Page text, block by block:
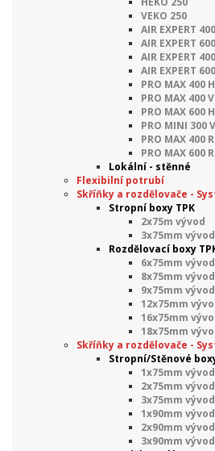
VEKO 250
AIR EXPERT
AIR EXPERT
AIR EXPERT
AIR EXPERT
PRO MAX 400 H
PRO MAX 400 V
PRO MAX 600 H
PRO MINI 300
PRO MAX 400
PRO MAX 600
Lokální - stěnné
Flexibilní potrubí
Skříňky a rozdělovače -
Stropní boxy TPK
2x75m vývod
3x75mm vývod
Rozdělovací boxy
6x75mm vývod
8x75mm vývod
9x75mm vývod
12x75mm
16x75mm
18x75mm
Skříňky a rozdělovače -
Stropní/Stěnové
1x75mm vývod
2x75mm vývod
3x75mm vývod
1x90mm vývod
2x90mm vývod
3x90mm vývod